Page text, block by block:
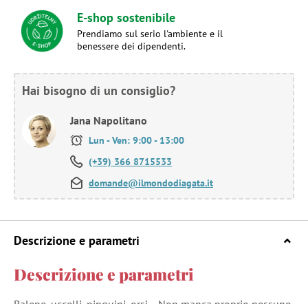
E-shop sostenibile
Prendiamo sul serio l'ambiente e il
benessere dei dipendenti.
Hai bisogno di un consiglio?
Jana Napolitano
Lun - Ven: 9:00 - 13:00
(+39) 366 8715533
domande@ilmondodiagata.it
Descrizione e parametri
Descrizione e parametri